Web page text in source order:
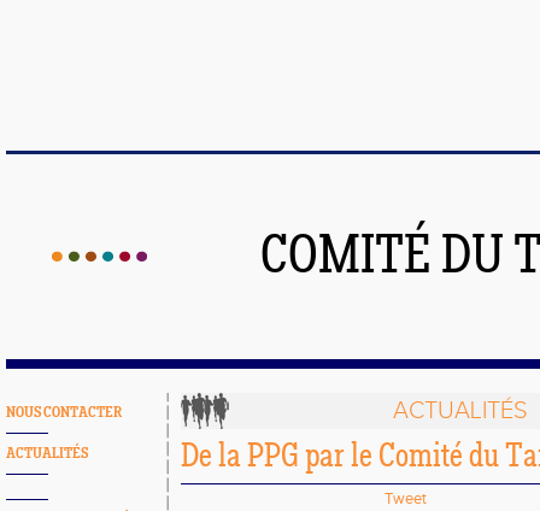
COMITÉ DU
NOUS CONTACTER
ACTUALITÉS
ACTUALITÉS
De la PPG par le Comité du
Tweet